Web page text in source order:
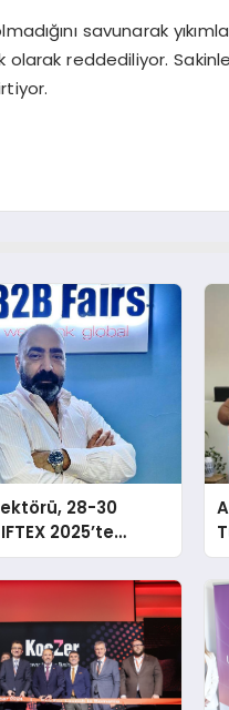
savunarak
reddediliyor.
28-30
2025’te